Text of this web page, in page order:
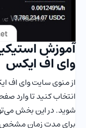
آموزش
وای اف ایکس
برای مدت زمان